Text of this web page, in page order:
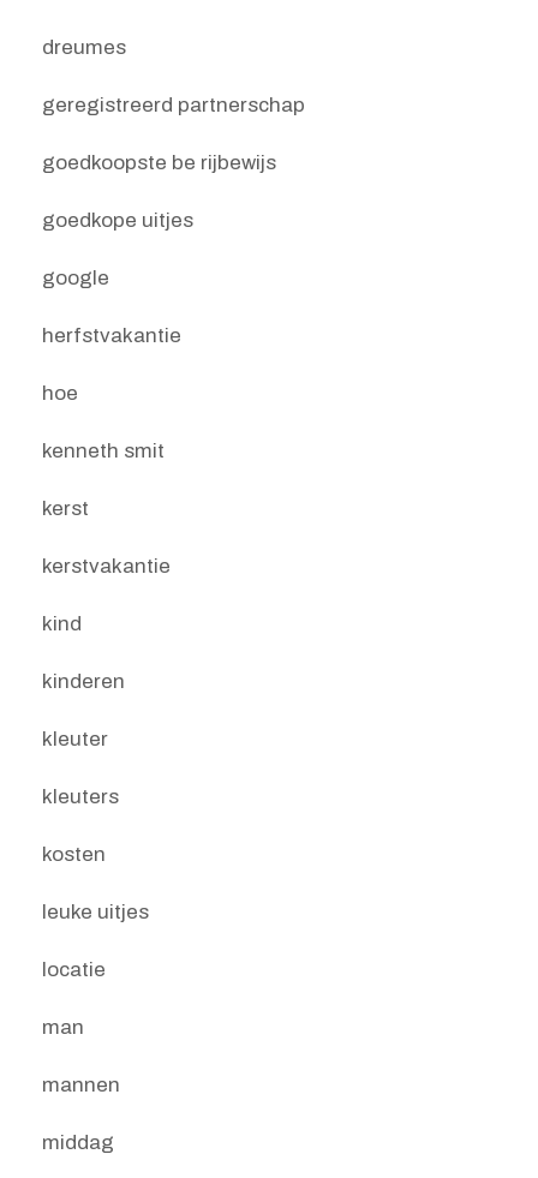
dreumes
geregistreerd partnerschap
goedkoopste be rijbewijs
goedkope uitjes
google
herfstvakantie
hoe
kenneth smit
kerst
kerstvakantie
kind
kinderen
kleuter
kleuters
kosten
leuke uitjes
locatie
man
mannen
middag